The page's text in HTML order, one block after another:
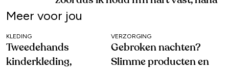
Meer voor jou
KLEDING
Tweedehands
kinderkleding,
VERZORGING
Gebroken nachten?
Slimme producten en